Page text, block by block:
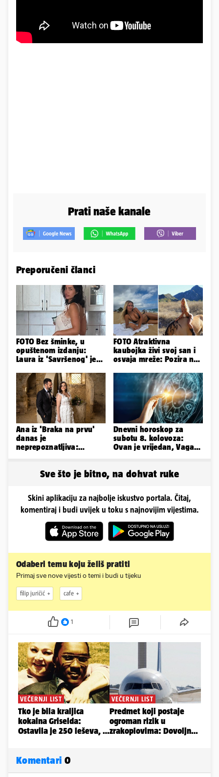
Prati naše kanale
Preporučeni članci
FOTO Bez šminke, u
opuštenom izdanju:
Laura iz 'Savršenog' je
odmora
FOTO Atraktivna
kaubojka živi svoj san i
osvaja mreže: Pozira na
rodeu...
Ana iz 'Braka na prvu'
danas je
neprepoznatljiva:
Dnevni horoskop za
subotu 8. kolovoza:
Ovan je vrijedan, Vaga
Sve što je bitno, na dohvat ruke
Skini aplikaciju za najbolje iskustvo portala. Čitaj,
komentiraj i budi uvijek u toku s najnovijim vijestima.
Odaberi temu koju želiš pratiti
Primaj sve nove vijesti o temi i budi u tijeku
filip juričić cafe
1
Komentari 0